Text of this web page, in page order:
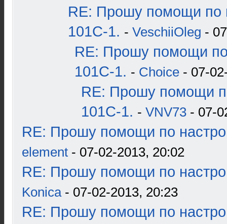
RE: Прошу помощи по
101С-1. - VeschiiOleg -
RE: Прошу помощи
101С-1. - Choice - 07-
RE: Прошу помощи
101С-1. - VNV73 - 07-
RE: Прошу помощи по
element - 07-02-2013, 20:02
RE: Прошу помощи по
Konica- 07-02-2013, 20:23
RE: Прошу помощи по